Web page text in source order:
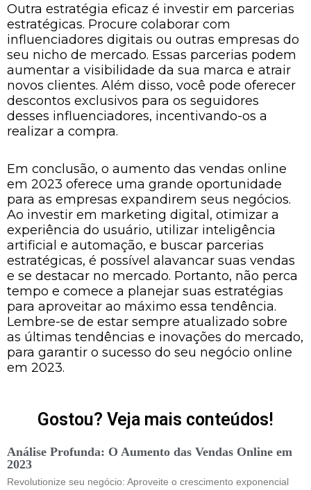
Outra estratégia eficaz é investir em parcerias
estratégicas. Procure colaborar com
influenciadores digitais ou outras empresas do
seu nicho de mercado. Essas parcerias podem
aumentar a visibilidade da sua marca e atrair
novos clientes. Além disso, você pode oferecer
descontos exclusivos para os seguidores
desses influenciadores, incentivando-os a
realizar a compra.
Em conclusão, o aumento das vendas online
em 2023 oferece uma grande oportunidade
para as empresas expandirem seus negócios.
Ao investir em marketing digital, otimizar a
experiência do usuário, utilizar inteligência
artificial e automação, e buscar parcerias
estratégicas, é possível alavancar suas vendas
e se destacar no mercado. Portanto, não perca
tempo e comece a planejar suas estratégias
para aproveitar ao máximo essa tendência.
Lembre-se de estar sempre atualizado sobre
as últimas tendências e inovações do mercado,
para garantir o sucesso do seu negócio online
em 2023.
Gostou? Veja mais conteúdos!
Análise Profunda: O Aumento das Vendas Online em
2023
Revolutionize seu negócio: Aproveite o crescimento exponencial